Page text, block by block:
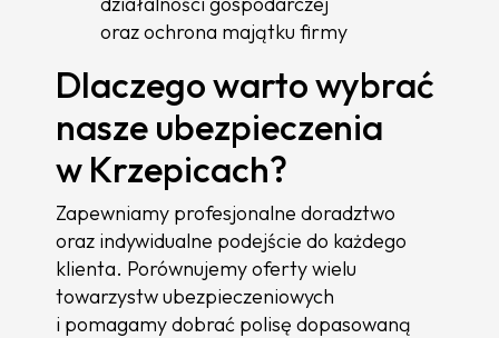
oraz ochrona majątku firmy
Dlaczego warto wybrać
nasze ubezpieczenia
w Krzepicach?
Zapewniamy profesjonalne doradztwo
oraz indywidualne podejście do każdego
klienta. Porównujemy oferty wielu
towarzystw ubezpieczeniowych
i pomagamy dobrać polisę dopasowaną